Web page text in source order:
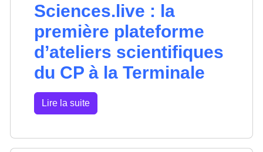
Sciences.live : la
première plateforme
d’ateliers scientifiques
du CP à la Terminale
Lire la suite